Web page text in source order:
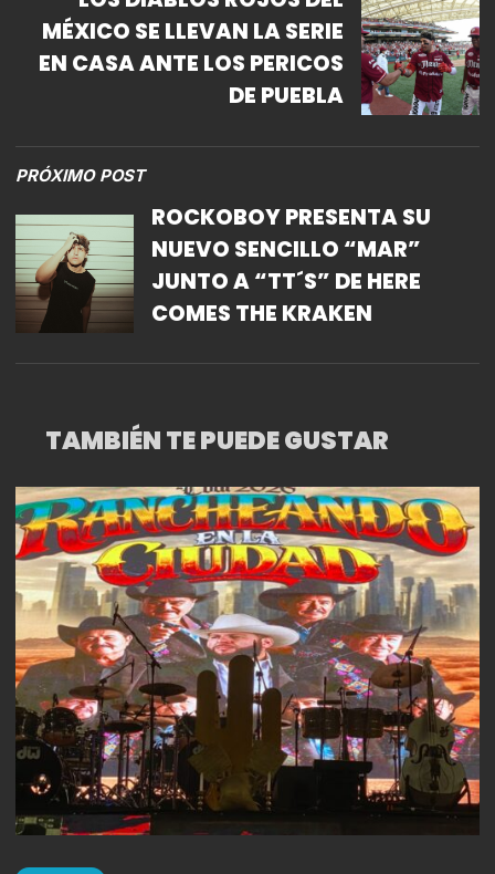
MÉXICO SE LLEVAN LA SERIE
EN CASA ANTE LOS PERICOS
DE PUEBLA
PRÓXIMO POST
ROCKOBOY PRESENTA SU
NUEVO SENCILLO “MAR”
JUNTO A “TT´S” DE HERE
COMES THE KRAKEN
TAMBIÉN TE PUEDE GUSTAR